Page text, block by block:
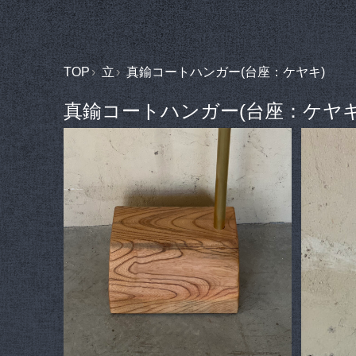
TOP 立 真鍮コートハンガー(台座：ケヤキ)
真鍮コートハンガー(台座：ケヤ